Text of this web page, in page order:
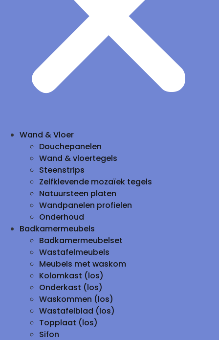
Wand & Vloer
Douchepanelen
Wand & vloertegels
Steenstrips
Zelfklevende mozaïek tegels
Natuursteen platen
Wandpanelen profielen
Onderhoud
Badkamermeubels
Badkamermeubelset
Wastafelmeubels
Meubels met waskom
Kolomkast (los)
Onderkast (los)
Waskommen (los)
Wastafelblad (los)
Topplaat (los)
Sifon